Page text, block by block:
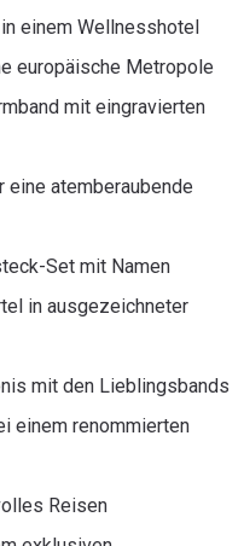
einem Wellnesshotel
europäische Metropole
mit eingravierten
eine atemberaubende
Set mit Namen
in ausgezeichneter
mit den Lieblingsbands
einem renommierten
Reisen